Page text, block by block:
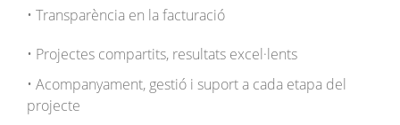
• Transparència en la facturació
• Projectes compartits, resultats excel·lents
• Acompanyament, gestió i suport a cada etapa del
projecte